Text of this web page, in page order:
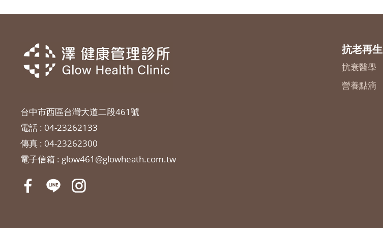
抗老再生
抗衰醫學
營養點滴
台中市西區台灣大道二段461號
電話 : 04-23262133
傳真 : 04-23262300
電子信箱 : glow461@glowheath.com.tw